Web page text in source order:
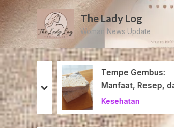
Skip
to
content
The Lady Log
Woman News Update
Tempe Gembus:
Manfaat, Resep, dan
Fakta Menarik
Kesehatan
prev
next